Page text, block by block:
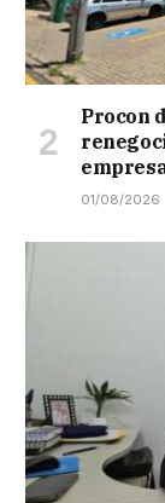
Procon
01/08/2026